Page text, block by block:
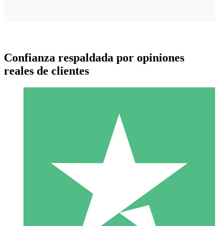
Paquetes de Créditos Individuales
Paga según el uso con créditos de descarga. Sin compromiso
10 00
Confianza respaldada por opiniones
reales de clientes